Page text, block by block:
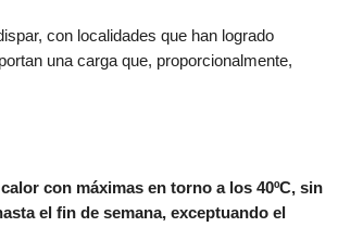
con localidades que han logrado
una carga que, proporcionalmente,
con máximas en torno a los 40ºC, sin
el fin de semana, exceptuando el